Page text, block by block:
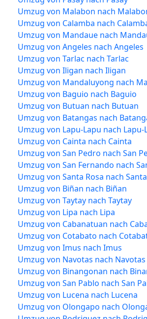
Umzug von Malabon nach
Umzug von Calamba nach
Umzug von Mandaue nach
Umzug von Angeles nach Angeles
Umzug von Tarlac nach Tarlac
Umzug von Iligan nach Iligan
Umzug von Mandaluyong nach
Umzug von Baguio nach Baguio
Umzug von Butuan nach Butuan
Umzug von Batangas nach
Umzug von Lapu-Lapu nach Lapu-
Umzug von Cainta nach Cainta
Umzug von San Pedro nach San
Umzug von San Fernando nach
Umzug von Santa Rosa nach
Umzug von Biñan nach Biñan
Umzug von Taytay nach Taytay
Umzug von Lipa nach Lipa
Umzug von Cabanatuan nach
Umzug von Cotabato nach
Umzug von Imus nach Imus
Umzug von Navotas nach Navotas
Umzug von Binangonan nach
Umzug von San Pablo nach San
Umzug von Lucena nach Lucena
Umzug von Olongapo nach